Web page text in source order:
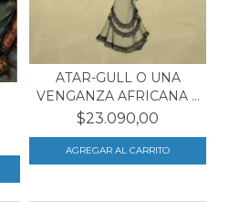
ATAR-GULL O UNA
VENGANZA AFRICANA Y
UNA...
$23.090,00